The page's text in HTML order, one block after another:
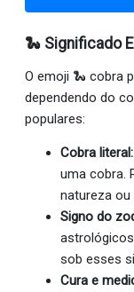
🐍 Significado
O emoji 🐍 cobra
dependendo do
populares:
Cobra literal:
uma cobra.
natureza
Signo do
sob esses
Cura e